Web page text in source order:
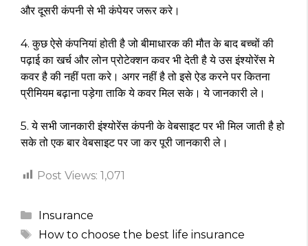
और दूसरी कंपनी से भी कंपेयर जरूर करे।
4. कुछ ऐसे कंपनियां होती है जो बीमाधारक की मौत के बाद बच्चों की
पढ़ाई का खर्च और लोन प्रोटेक्शन कवर भी देती है ये उस इंश्योरेंस मे
कवर है की नहीं पता करे। अगर नहीं है तो इसे ऐड करने पर कितना
प्रीमियम बढ़ाना पड़ेगा ताकि ये कवर मिल सके। ये जानकारी ले।
5. ये सभी जानकारी इंश्योरेंस कंपनी के वेबसाइट पर भी मिल जाती है हो
सके तो एक बार वेबसाइट पर जा कर पूरी जानकारी ले।
Post Views: 1,071
Categories
Insurance
Tags
How to choose the best life insurance